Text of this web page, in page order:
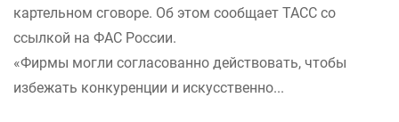
картельном сговоре. Об этом сообщает ТАСС со
ссылкой на ФАС России.
«Фирмы могли согласованно действовать, чтобы
избежать конкуренции и искусственно...